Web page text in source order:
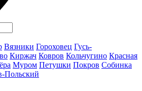
Вязники Гороховец Гусь-
Киржач Ковров Кольчугино Красная
Муром Петушки Покров Собинка
Польский